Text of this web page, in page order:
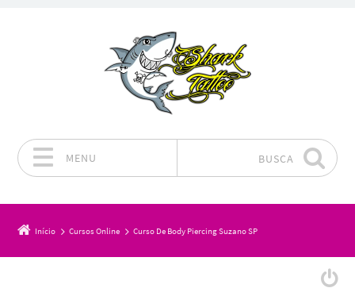
MENU BUSCA
Início Cursos Online Curso De Body Piercing Suzano SP